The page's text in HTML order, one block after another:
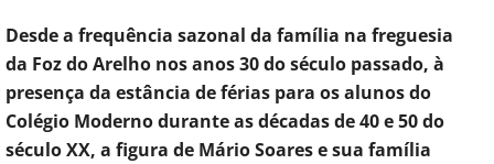
Desde a frequência sazonal da família na freguesia
da Foz do Arelho nos anos 30 do século passado, à
presença da estância de férias para os alunos do
Colégio Moderno durante as décadas de 40 e 50 do
século XX, a figura de Mário Soares e sua família